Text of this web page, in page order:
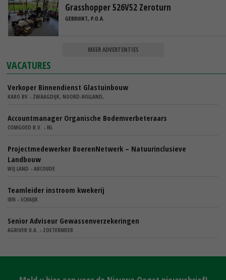
Grasshopper 526V52 Zeroturn
GEBRUIKT, P.O.A.
MEER ADVERTENTIES
VACATURES
Verkoper Binnendienst Glastuinbouw
KARO BV - ZWAAGDIJK, NOORD-HOLLAND,
Accountmanager Organische Bodemverbeteraars
COMGOED B.V. - NL
Projectmedewerker BoerenNetwerk – Natuurinclusieve
Landbouw
WIJ.LAND - ABCOUDE
Teamleider instroom kwekerij
IBN - SCHAIJK
Senior Adviseur Gewassenverzekeringen
AGRIVER U.A. - ZOETERMEER